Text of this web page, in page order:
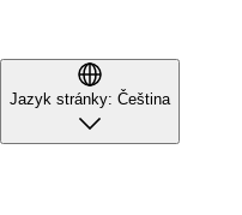
Jazyk stránky: Čeština